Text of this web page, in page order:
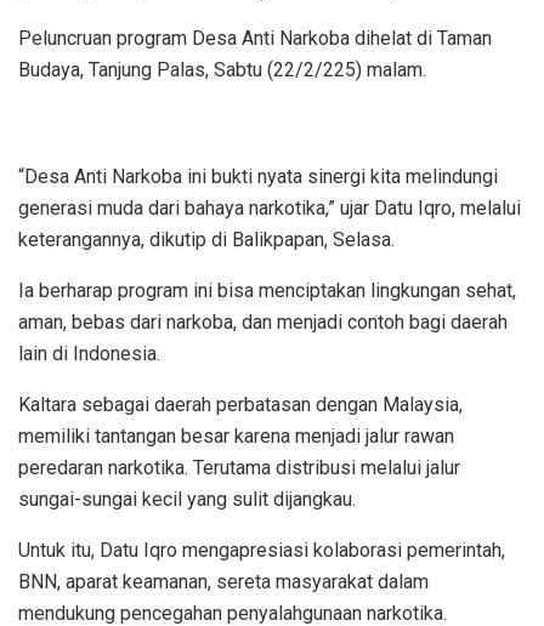
Peluncruan program Desa Anti Narkoba dihelat di Taman
Budaya, Tanjung Palas, Sabtu (22/2/225) malam.
“Desa Anti Narkoba ini bukti nyata sinergi kita melindungi
generasi muda dari bahaya narkotika,” ujar Datu Iqro, melalui
keterangannya, dikutip di Balikpapan, Selasa.
Ia berharap program ini bisa menciptakan lingkungan sehat,
aman, bebas dari narkoba, dan menjadi contoh bagi daerah
lain di Indonesia.
Kaltara sebagai daerah perbatasan dengan Malaysia,
memiliki tantangan besar karena menjadi jalur rawan
peredaran narkotika. Terutama distribusi melalui jalur
sungai-sungai kecil yang sulit dijangkau.
Untuk itu, Datu Iqro mengapresiasi kolaborasi pemerintah,
BNN, aparat keamanan, sereta masyarakat dalam
mendukung pencegahan penyalahgunaan narkotika.